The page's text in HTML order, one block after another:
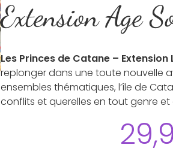
Extension Age
Les Princes de Catane – Extension
replonger dans une toute nouvelle
ensembles thématiques, l’île de
conflits et querelles en tout genre